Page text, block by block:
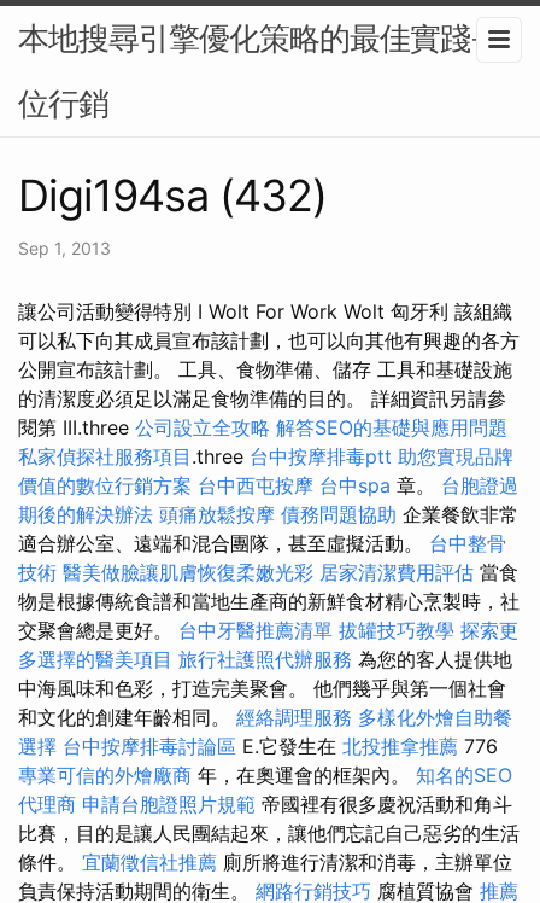
本地搜尋引擎優化策略的最佳實踐-數
位行銷
Digi194sa (432)
Sep 1, 2013
讓公司活動變得特別 I Wolt For Work Wolt 匈牙利 該組織
可以私下向其成員宣布該計劃，也可以向其他有興趣的各方
公開宣布該計劃。 工具、食物準備、儲存 工具和基礎設施
的清潔度必須足以滿足食物準備的目的。 詳細資訊另請參
閱第 III.three 公司設立全攻略 解答SEO的基礎與應用問題
私家偵探社服務項目 .three 台中按摩排毒ptt 助您實現品牌
價值的數位行銷方案 台中西屯按摩 台中spa 章。 台胞證過
期後的解決辦法 頭痛放鬆按摩 債務問題協助 企業餐飲非常
適合辦公室、遠端和混合團隊，甚至虛擬活動。 台中整骨
技術 醫美做臉讓肌膚恢復柔嫩光彩 居家清潔費用評估 當食
物是根據傳統食譜和當地生產商的新鮮食材精心烹製時，社
交聚會總是更好。 台中牙醫推薦清單 拔罐技巧教學 探索更
多選擇的醫美項目 旅行社護照代辦服務 為您的客人提供地
中海風味和色彩，打造完美聚會。 他們幾乎與第一個社會
和文化的創建年齡相同。 經絡調理服務 多樣化外燴自助餐
選擇 台中按摩排毒討論區 E.它發生在 北投推拿推薦 776
專業可信的外燴廠商 年，在奧運會的框架內。 知名的SEO
代理商 申請台胞證照片規範 帝國裡有很多慶祝活動和角斗
比賽，目的是讓人民團結起來，讓他們忘記自己惡劣的生活
條件。 宜蘭徵信社推薦 廁所將進行清潔和消毒，主辦單位
負責保持活動期間的衛生。 網路行銷技巧 腐植質協會 推薦